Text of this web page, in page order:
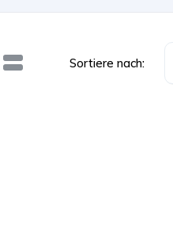
Sortiere nach: